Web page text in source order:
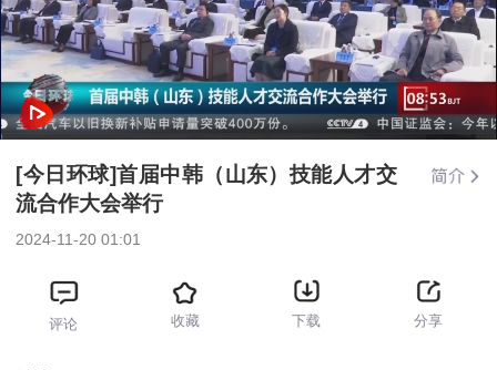
[今日环球]首届中韩（山东）技能人才交
流合作大会举行
2024-11-20 01:01
评论 收藏 下载 分享